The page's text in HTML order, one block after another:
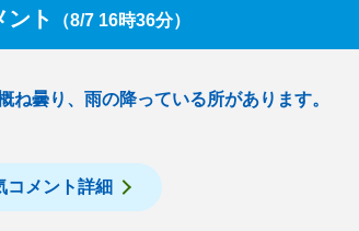
ント （8/7 16時36分）
ね曇り、雨の降っている所があります。
コメント詳細